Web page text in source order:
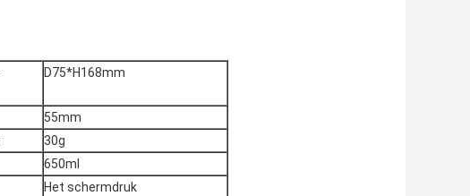
D75*H168mm
55mm
30g
650ml
Het schermdruk